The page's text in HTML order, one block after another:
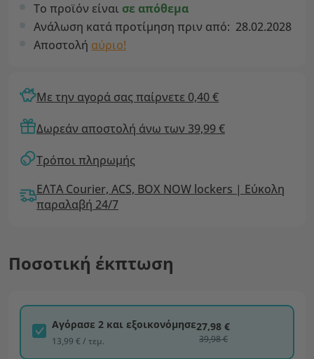
Το προϊόν είναι σε απόθεμα
Ανάλωση κατά προτίμηση πριν από: 28.02.2028
Αποστολή αύριο!
Με την αγορά σας παίρνετε 0,40 €
Δωρεάν αποστολή άνω των 39,99 €
Τρόποι πληρωμής
ΕΛΤΑ Courier, ACS, BOX NOW lockers | Εύκολη
παραλαβή 24/7
Ποσοτική έκπτωση
Αγόρασε 2 και εξοικονόμησε
13,99 € / τεμ.
27,98 €
39,98 €